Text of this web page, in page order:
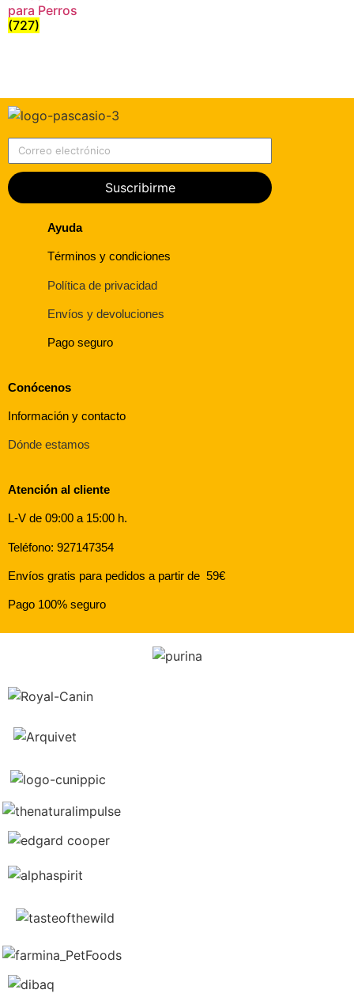
para Perros
(727)
Suscribirme
Ayuda
Términos y condiciones
Política de privacidad
Envíos y devoluciones
Pago seguro
Conócenos
Información y contacto
Dónde estamos
Atención al cliente
L-V de 09:00 a 15:00 h.
Teléfono: 927147354
Envíos gratis para pedidos a partir de 59€
Pago 100% seguro